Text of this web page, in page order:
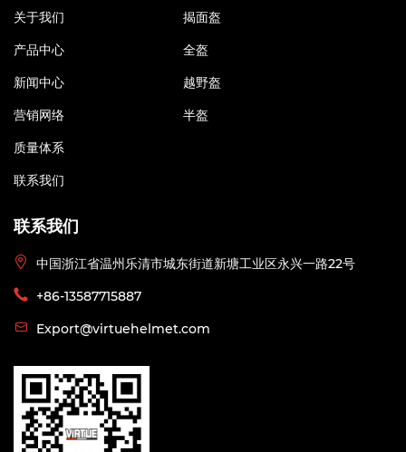
关于我们
产品中心
新闻中心
营销网络
质量体系
联系我们
揭面盔
全盔
越野盔
半盔
联系我们
中国浙江省温州乐清市城东街道新塘工业区永兴一路22号
+86-13587715887
Export@virtuehelmet.com